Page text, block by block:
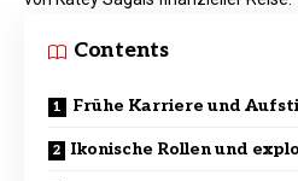
Contents
Frühe Karriere und
Ikonische Rollen und